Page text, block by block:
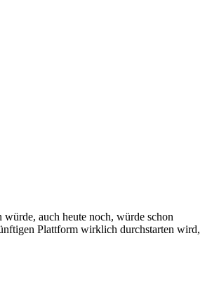
auch heute noch, würde schon
Plattform wirklich durchstarten wird,